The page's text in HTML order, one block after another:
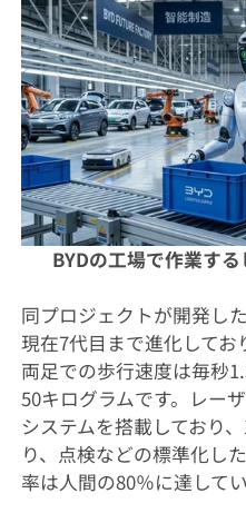
BYDの工場で作業す
同プロジェクトが開発し
現在7代目まで進化してお
両足での歩行速度は毎秒
50キログラムです。レー
システムを搭載しており
り、点検などの標準化し
率は人間の80％に達して